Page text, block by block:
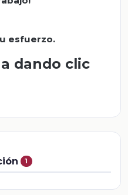
esfuerzo.
dando clic
1